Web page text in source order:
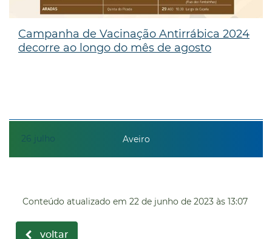
26 julho
Campanha de Vacinação Antirrábica 2024
decorre ao longo do mês de agosto
Aveiro
Conteúdo atualizado em 22 de junho de 2023 às 13:07
voltar